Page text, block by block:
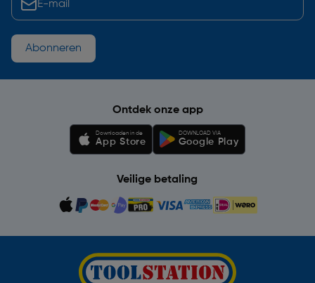
Abonneren
Ontdek onze app
Downloaden in de
App Store
DOWNLOAD VIA
Google Play
Veilige betaling